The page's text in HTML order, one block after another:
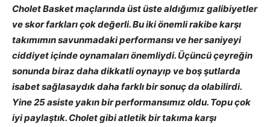
Cholet Basket maçlarında üst üste aldığımız galibiyetler
ve skor farkları çok değerli. Bu iki önemli rakibe karşı
takımımın savunmadaki performansı ve her saniyeyi
ciddiyet içinde oynamaları önemliydi. Üçüncü çeyreğin
sonunda biraz daha dikkatli oynayıp ve boş şutlarda
isabet sağlasaydık daha farklı bir sonuç da olabilirdi.
Yine 25 asiste yakın bir performansımız oldu. Topu çok
iyi paylaştık. Cholet gibi atletik bir takıma karşı